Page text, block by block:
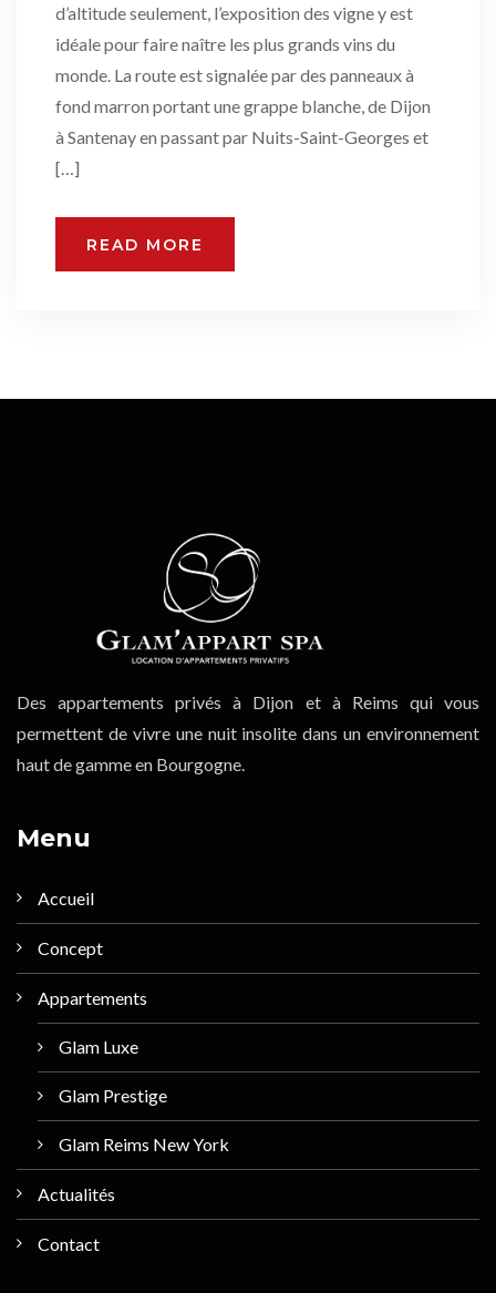
d’altitude seulement, l’exposition des vigne y est
idéale pour faire naître les plus grands vins du
monde. La route est signalée par des panneaux à
fond marron portant une grappe blanche, de Dijon
à Santenay en passant par Nuits-Saint-Georges et
[…]
READ MORE
Des appartements privés à Dijon et à Reims qui vous
permettent de vivre une nuit insolite dans un environnement
haut de gamme en Bourgogne.
Menu
Accueil
Concept
Appartements
Glam Luxe
Glam Prestige
Glam Reims New York
Actualités
Contact